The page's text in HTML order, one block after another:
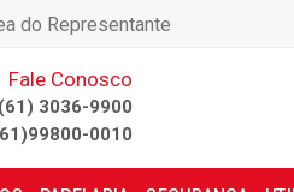
do Representante
Fale Conosco
(61) 3036-9900
0010